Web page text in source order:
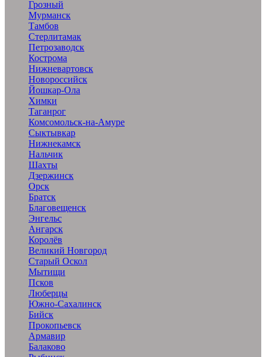
Грозный
Мурманск
Тамбов
Стерлитамак
Петрозаводск
Кострома
Нижневартовск
Новороссийск
Йошкар-Ола
Химки
Таганрог
Комсомольск-на-Амуре
Сыктывкар
Нижнекамск
Нальчик
Шахты
Дзержинск
Орск
Братск
Благовещенск
Энгельс
Ангарск
Королёв
Великий Новгород
Старый Оскол
Мытищи
Псков
Люберцы
Южно-Сахалинск
Бийск
Прокопьевск
Армавир
Балаково